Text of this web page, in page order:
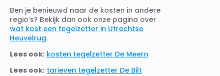
Ben je benieuwd naar de kosten in andere
regio’s? Bekijk dan ook onze pagina over
wat kost een tegelzetter in Utrechtse
Heuvelrug.
Lees ook: kosten tegelzetter De Meern
Lees ook: tarieven tegelzetter De Bilt